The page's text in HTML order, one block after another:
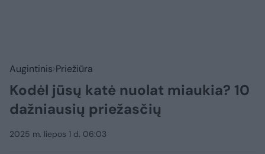
Augintinis Priežiūra
Kodėl jūsų katė nuolat miaukia? 10
dažniausių priežasčių
2025 m. liepos 1 d. 06:03